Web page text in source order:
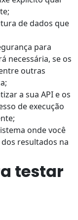
de dados que
para
necessária, se os
outras
a sua API e os
de execução
onde você
resultados na
testar